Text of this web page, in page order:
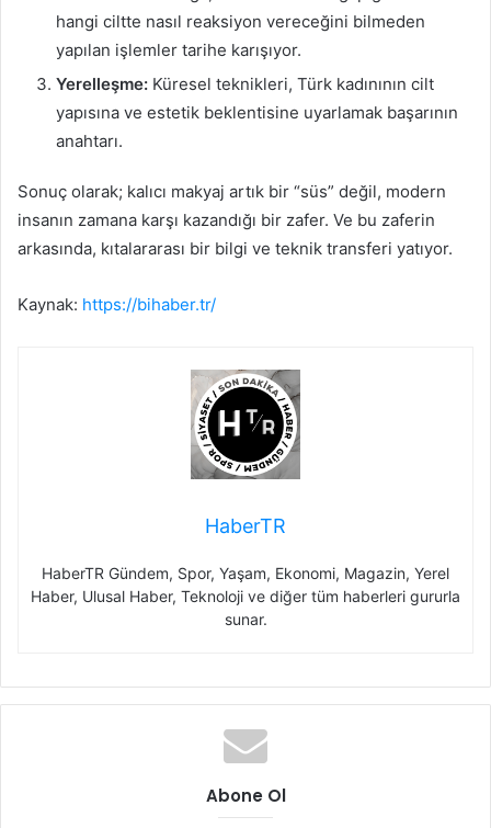
hangi ciltte nasıl reaksiyon vereceğini bilmeden
yapılan işlemler tarihe karışıyor.
Yerelleşme: Küresel teknikleri, Türk kadınının cilt
yapısına ve estetik beklentisine uyarlamak başarının
anahtarı.
Sonuç olarak; kalıcı makyaj artık bir “süs” değil, modern
insanın zamana karşı kazandığı bir zafer. Ve bu zaferin
arkasında, kıtalararası bir bilgi ve teknik transferi yatıyor.
Kaynak: https://bihaber.tr/
HaberTR
HaberTR Gündem, Spor, Yaşam, Ekonomi, Magazin, Yerel
Haber, Ulusal Haber, Teknoloji ve diğer tüm haberleri gururla
sunar.
Abone Ol